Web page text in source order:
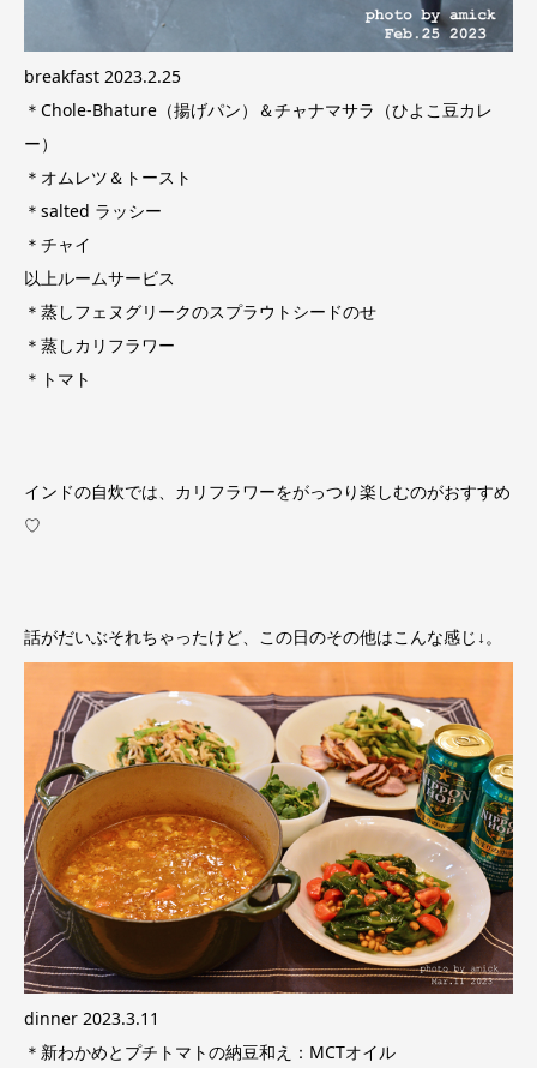
breakfast 2023.2.25
＊Chole-Bhature（揚げパン）＆チャナマサラ（ひよこ豆カレ
ー）
＊オムレツ＆トースト
＊salted ラッシー
＊チャイ
以上ルームサービス
＊蒸しフェヌグリークのスプラウトシードのせ
＊蒸しカリフラワー
＊トマト
インドの自炊では、カリフラワーをがっつり楽しむのがおすすめ
♡
話がだいぶそれちゃったけど、この日のその他はこんな感じ↓。
dinner 2023.3.11
＊新わかめとプチトマトの納豆和え：MCTオイル